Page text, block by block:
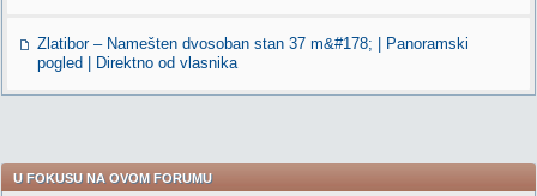
Zlatibor – Namešten dvosoban stan 37 m&#178; | Panoramski
pogled | Direktno od vlasnika
U FOKUSU NA OVOM FORUMU